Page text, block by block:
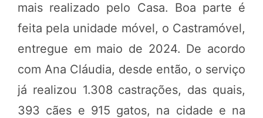
mais realizado pelo Casa. Boa parte é
feita pela unidade móvel, o Castramóvel,
entregue em maio de 2024. De acordo
com Ana Cláudia, desde então, o serviço
já realizou 1.308 castrações, das quais,
393 cães e 915 gatos, na cidade e na